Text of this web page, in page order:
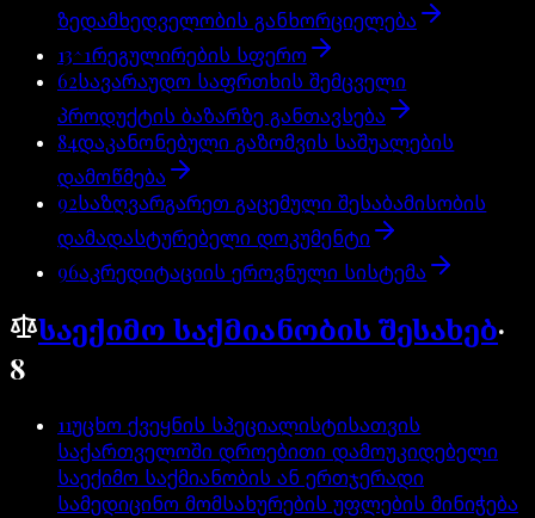
ზედამხედველობის განხორციელება
13^1რეგულირების სფერო
62სავარაუდო საფრთხის შემცველი
პროდუქტის ბაზარზე განთავსება
84დაკანონებული გაზომვის საშუალების
დამოწმება
92საზღვარგარეთ გაცემული შესაბამისობის
დამადასტურებელი დოკუმენტი
96აკრედიტაციის ეროვნული სისტემა
საექიმო საქმიანობის შესახებ·
8
11უცხო ქვეყნის სპეციალისტისათვის
საქართველოში დროებითი დამოუკიდებელი
საექიმო საქმიანობის ან ერთჯერადი
სამედიცინო მომსახურების უფლების მინიჭება